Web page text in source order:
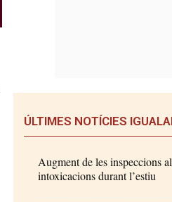
ÚLTIMES NOTÍCIES
Augment de les inspeccions
intoxicacions durant l’estiu